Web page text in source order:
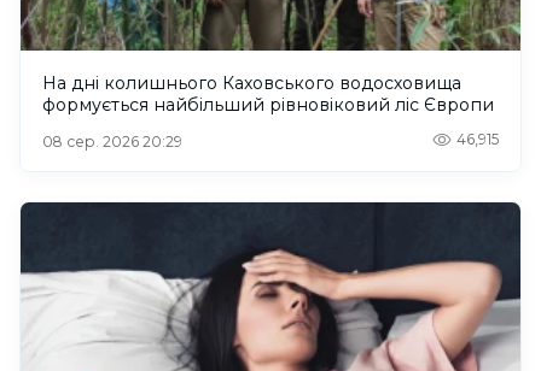
На дні колишнього Каховського водосховища
формується найбільший рівновіковий ліс Європи
08 сер. 2026 20:29 46,915